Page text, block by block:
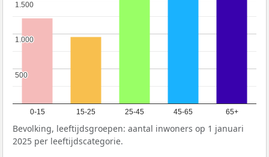
0-15 15-25 25-45 45-65 65+
500
500
1.000
1.000
1.500
1.500
Bevolking, leeftijdsgroepen: aantal inwoners op 1 januari
2025 per leeftijdscategorie.